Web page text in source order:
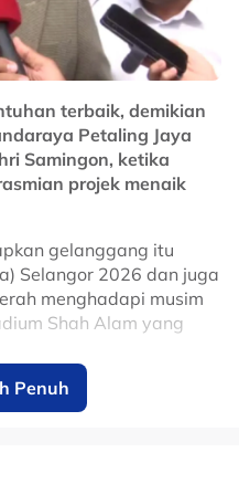
terbaik, demikian
Petaling Jaya
Samingon, ketika
projek menaik
gelanggang itu
Selangor 2026 dan juga
menghadapi musim
Shah Alam yang
jua inisiatif, apa lagi
Merah sementara
Penuh